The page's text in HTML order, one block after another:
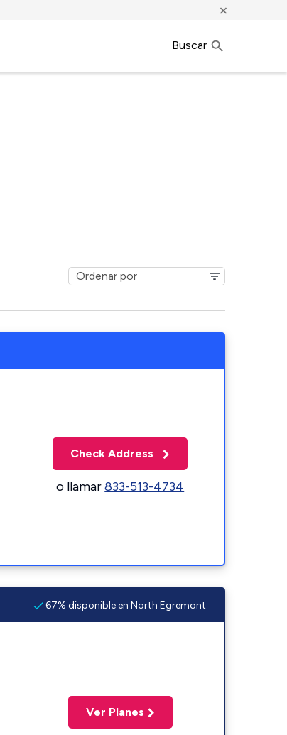
×
Buscar
Check Address
o llamar833-513-4734
67% disponible en North Egremont
Ver Planes